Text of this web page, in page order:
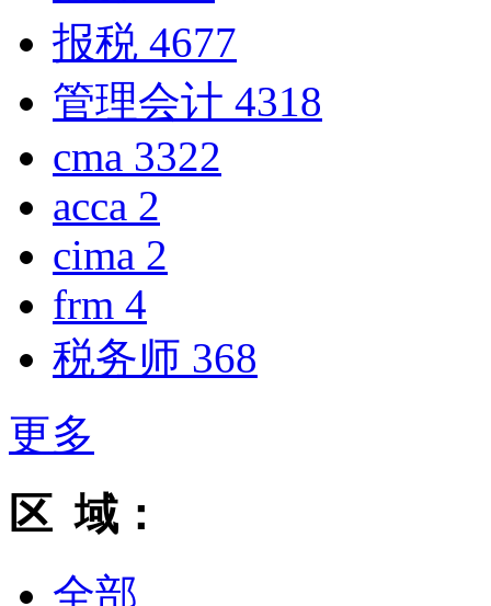
报税 4677
管理会计 4318
cma 3322
acca 2
cima 2
frm 4
税务师 368
更多
区 域：
全部